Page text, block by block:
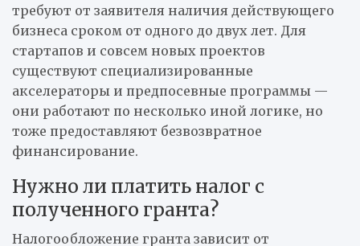
требуют от заявителя наличия действующего
бизнеса сроком от одного до двух лет. Для
стартапов и совсем новых проектов
существуют специализированные
акселераторы и предпосевные программы —
они работают по несколько иной логике, но
тоже предоставляют безвозвратное
финансирование.
Нужно ли платить налог с
полученного гранта?
Налогообложение гранта зависит от